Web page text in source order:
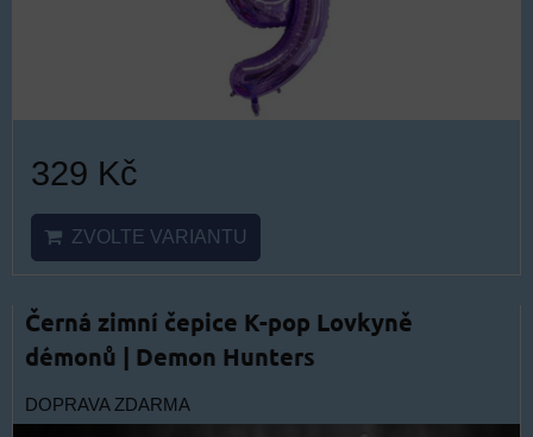
329 Kč
ZVOLTE VARIANTU
Černá zimní čepice K-pop Lovkyně
démonů | Demon Hunters
DOPRAVA ZDARMA